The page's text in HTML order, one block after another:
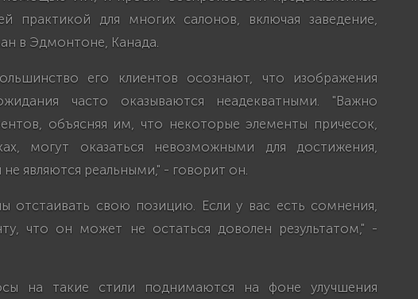
практикой для многих салонов, включая заведение,
в Эдмонтоне, Канада.
его клиентов осознают, что изображения
часто оказываются неадекватными. "Важно
объясняя им, что некоторые элементы причесок,
могут оказаться невозможными для достижения,
являются реальными," - говорит он.
отстаивать свою позицию. Если у вас есть сомнения,
что он может не остаться доволен результатом," -
на такие стили поднимаются на фоне улучшения